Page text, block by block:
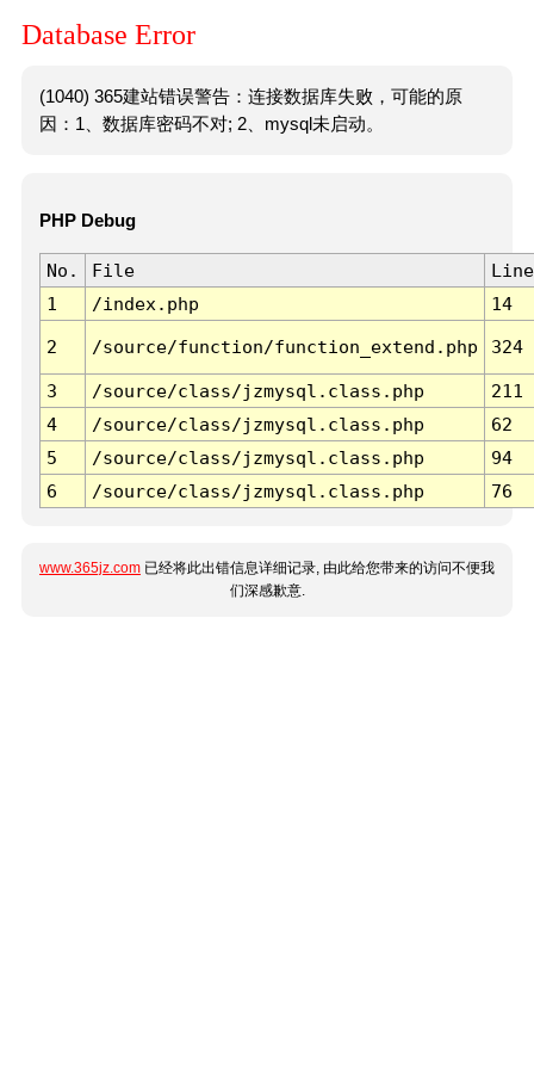
Database Error
(1040) 365建站错误警告：连接数据库失败，可能的原
因：1、数据库密码不对; 2、mysql未启动。
PHP Debug
No. File
Line
1
/index.php 14
2 /source/function/function_extend.php 324
3 /source/class/jzmysql.class.php
211
4
/source/class/jzmysql.class.php
62
5
/source/class/jzmysql.class.php
94
6
/source/class/jzmysql.class.php 76
www.365jz.com 已经将此出错信息详细记录, 由此给您带来的访问不便我
们深感歉意.